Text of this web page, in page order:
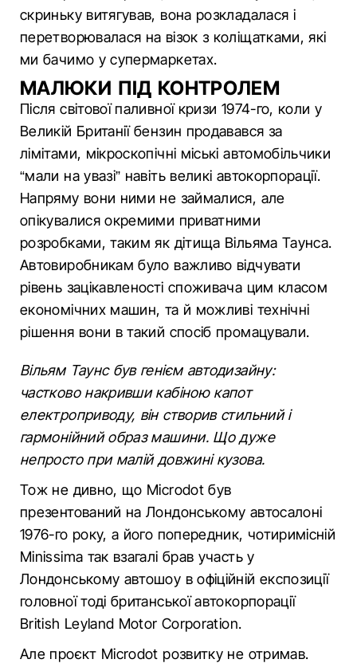
скриньку витягував, вона розкладалася і
перетворювалася на візок з коліщатками, які
ми бачимо у супермаркетах.
МАЛЮКИ ПІД КОНТРОЛЕМ
Після світової паливної кризи 1974-го, коли у
Великій Британії бензин продавався за
лімітами, мікроскопічні міські автомобільчики
“мали на увазі” навіть великі автокорпорації.
Напряму вони ними не займалися, але
опікувалися окремими приватними
розробками, таким як дітища Вільяма Таунса.
Автовиробникам було важливо відчувати
рівень зацікавленості споживача цим класом
економічних машин, та й можливі технічні
рішення вони в такий спосіб промацували.
Вільям Таунс був генієм автодизайну:
частково накривши кабіною капот
електроприводу, він створив стильний і
гармонійний образ машини. Що дуже
непросто при малій довжині кузова.
Тож не дивно, що Microdot був
презентований на Лондонському автосалоні
1976-го року, а його попередник, чотиримісній
Minissima так взагалі брав участь у
Лондонському автошоу в офіційній експозиції
головної тоді британської автокорпорації
British Leyland Motor Corporation.
Але проєкт Microdot розвитку не отримав.